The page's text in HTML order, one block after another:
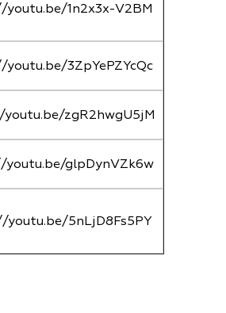
1n2x3x-V2BM
3ZpYePZYcQc
zgR2hwgU5jM
glpDynVZk6w
5nLjD8Fs5PY